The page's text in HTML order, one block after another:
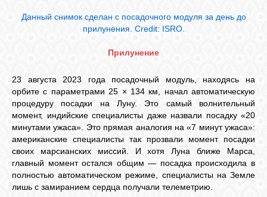
Данный снимок сделан с посадочного модуля за день до
прилунения. Credit: ISRO.
Прилунение
23 августа 2023 года посадочный модуль, находясь на
орбите с параметрами 25 × 134 км, начал автоматическую
процедуру посадки на Луну. Это самый волнительный
момент, индийские специалисты даже назвали посадку «20
минутами ужаса». Это прямая аналогия на «7 минут ужаса»:
американские специалисты так прозвали момент посадки
своих марсианских миссий. И хотя Луна ближе Марса,
главный момент остался общим — посадка происходила в
полностью автоматическом режиме, специалисты на Земле
лишь с замиранием сердца получали телеметрию.